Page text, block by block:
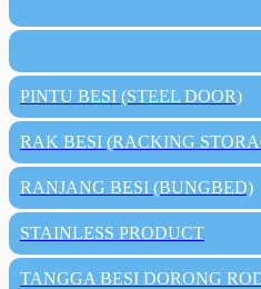
PINTU BESI (STEEL DOOR)
RAK BESI (RACKING
RANJANG BESI (BUNGBED)
STAINLESS PRODUCT
TANGGA BESI DORONG